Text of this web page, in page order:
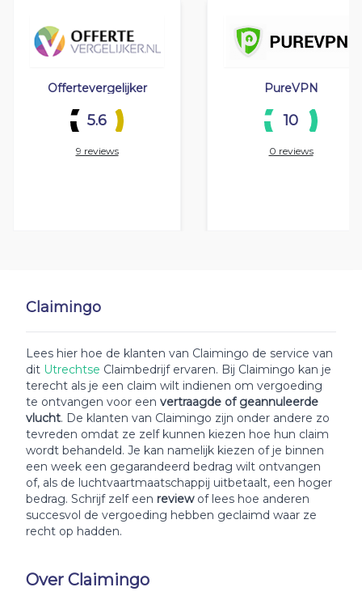
Claimingo
Lees hier hoe de klanten van Claimingo de service van
dit Utrechtse Claimbedrijf ervaren. Bij Claimingo kan je
terecht als je een claim wilt indienen om vergoeding
te ontvangen voor een vertraagde of geannuleerde
vlucht. De klanten van Claimingo zijn onder andere zo
tevreden omdat ze zelf kunnen kiezen hoe hun claim
wordt behandeld. Je kan namelijk kiezen of je binnen
een week een gegarandeerd bedrag wilt ontvangen
of, als de luchtvaartmaatschappij uitbetaalt, een hoger
bedrag. Schrijf zelf een reviewof lees hoe anderen
succesvol de vergoeding hebben geclaimd waar ze
recht op hadden.
Over Claimingo
Offertevergelijker
5.6
9 reviews
PureVPN
10
0 reviews